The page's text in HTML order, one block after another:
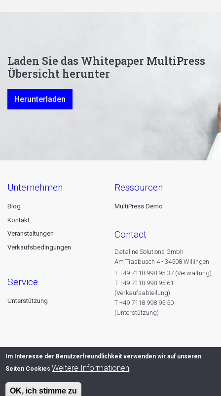
Laden Sie das Whitepaper MultiPress
Übersicht herunter
Herunterladen
unternehmen
Blog
Kontakt
Veranstaltungen
Verkaufsbedingungen
service
Unterstützung
ressourcen
MultiPress Demo
contact
Dataline Solutions Gmbh
Am Tiasbusch 4 - 34508 Willingen
T +49 7118 998 95 37 (Verwaltung)
T +49 7118 998 95 61
(Verkaufsabteilung)
T +49 7118 998 95 50
(Unterstützung)
© 2026 Dataline nv. All rights reserved -
Im Interesse der Benutzerfreundlichkeit verwenden wir auf unseren
Seiten Cookies Weitere Informationen
OK, ich stimme zu